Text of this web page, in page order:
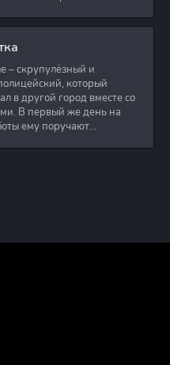
– скрупулёзный и
который
в другой город вместе со
В первый же день на
ему поручают